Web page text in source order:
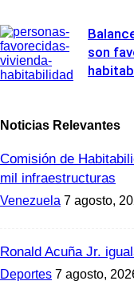
son
Noticias Relevantes
Comisión de
mil infraestructuras
Venezuela 7 agosto,
Ronald Acuña Jr.
Deportes 7 agosto,